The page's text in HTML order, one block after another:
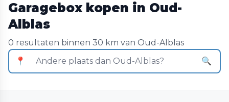
Garagebox kopen in Oud-
Alblas
0 resultaten binnen 30 km van Oud-Alblas
📍
🔍